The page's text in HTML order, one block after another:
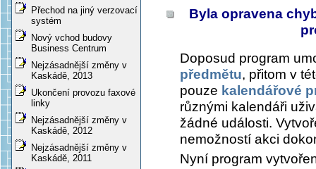
Přechod na jiný verzovací
systém
Nový vchod budovy
Business Centrum
Nejzásadnější změny v
Kaskádě, 2013
Ukončení provozu faxové
linky
Nejzásadnější změny v
Kaskádě, 2012
Nejzásadnější změny v
Kaskádě, 2011
Byla opravena
Doposud program
předmětu, přitom v
pouze kalendářové
různými kalendáři
žádné události.
nemožností akci
Nyní program